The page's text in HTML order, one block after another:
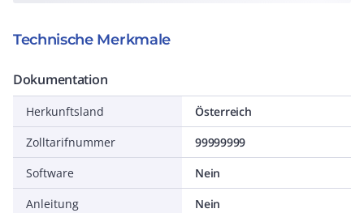
Technische Merkmale
Dokumentation
Herkunftsland
Österreich
Zolltarifnummer
99999999
Software
Nein
Anleitung
Nein